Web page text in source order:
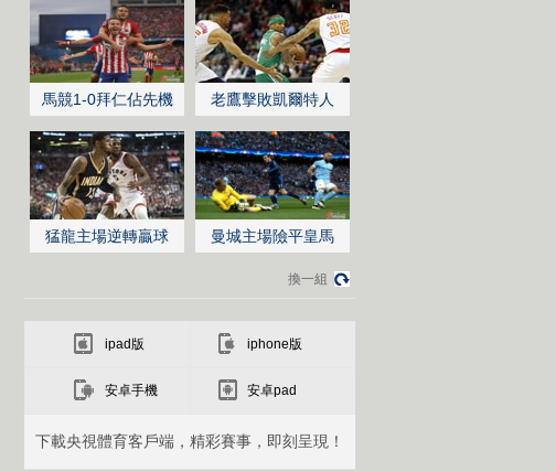
馬競1-0拜仁佔先機 老鷹擊敗凱爾特人
猛龍主場逆轉贏球 曼城主場險平皇馬
換一組
ipad版 iphone版
安卓手機 安卓pad
下載央視體育客戶端，精彩賽事，即刻呈現！